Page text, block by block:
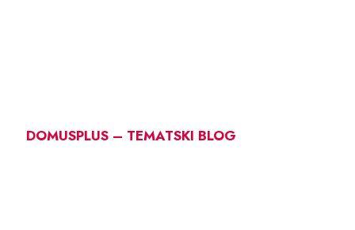
DOMUSPLUS – TEMATSKI BLOG